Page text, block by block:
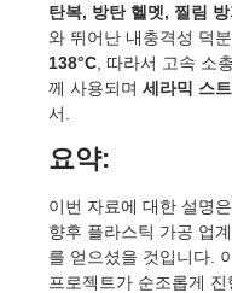
탄복, 방탄 헬멧, 찔림
와 뛰어난 내충격성 덕
138°C , 따라서 고속 소
께 사용되며 세라믹 스
서.
요약:
이번 자료에 대한 설명
향후 플라스틱 가공 업
를 얻으셨을 것입니다.
프로젝트가 순조롭게